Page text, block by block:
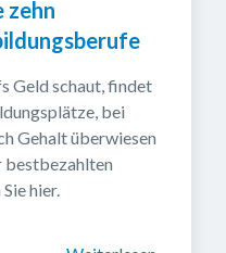
zehn
Geld schaut, findet
bei
Gehalt überwiesen
bestbezahlten
hier.